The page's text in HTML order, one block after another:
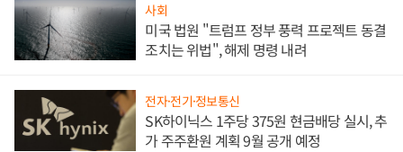
사회
미국 법원 "트럼프 정부 풍력 프로젝트 동결
조치는 위법", 해제 명령 내려
전자·전기·정보통신
SK하이닉스 1주당 375원 현금배당 실시, 추
가 주주환원 계획 9월 공개 예정